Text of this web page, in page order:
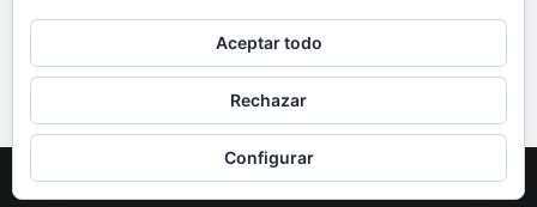
1.- IPHONE 7 – GUIA DE MONTAJE PANTALLA
COMPATIBLE TM
Aceptar todo
Rechazar
Configurar